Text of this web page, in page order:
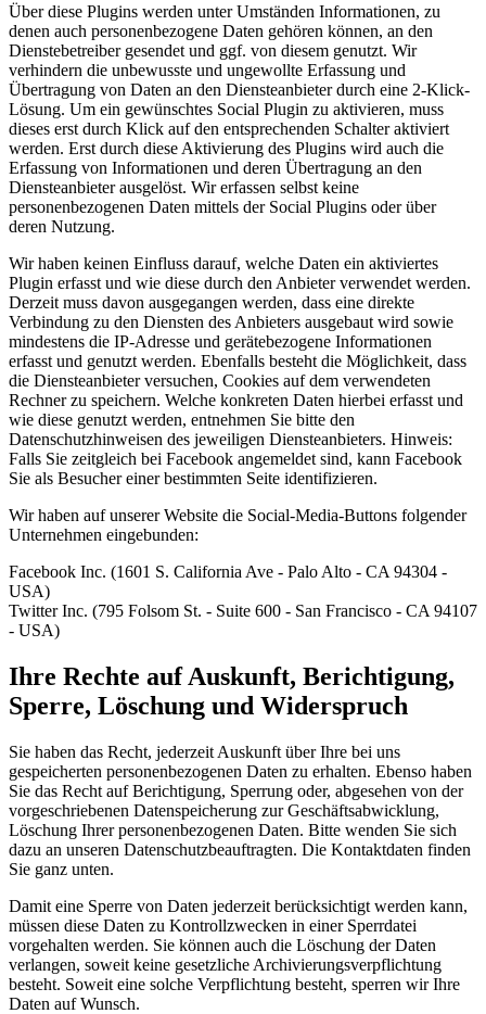
Über diese Plugins werden unter Umständen Informationen, zu
denen auch personenbezogene Daten gehören können, an den
Dienstebetreiber gesendet und ggf. von diesem genutzt. Wir
verhindern die unbewusste und ungewollte Erfassung und
Übertragung von Daten an den Diensteanbieter durch eine 2-Klick-
Lösung. Um ein gewünschtes Social Plugin zu aktivieren, muss
dieses erst durch Klick auf den entsprechenden Schalter aktiviert
werden. Erst durch diese Aktivierung des Plugins wird auch die
Erfassung von Informationen und deren Übertragung an den
Diensteanbieter ausgelöst. Wir erfassen selbst keine
personenbezogenen Daten mittels der Social Plugins oder über
deren Nutzung.
Wir haben keinen Einfluss darauf, welche Daten ein aktiviertes
Plugin erfasst und wie diese durch den Anbieter verwendet werden.
Derzeit muss davon ausgegangen werden, dass eine direkte
Verbindung zu den Diensten des Anbieters ausgebaut wird sowie
mindestens die IP-Adresse und gerätebezogene Informationen
erfasst und genutzt werden. Ebenfalls besteht die Möglichkeit, dass
die Diensteanbieter versuchen, Cookies auf dem verwendeten
Rechner zu speichern. Welche konkreten Daten hierbei erfasst und
wie diese genutzt werden, entnehmen Sie bitte den
Datenschutzhinweisen des jeweiligen Diensteanbieters. Hinweis:
Falls Sie zeitgleich bei Facebook angemeldet sind, kann Facebook
Sie als Besucher einer bestimmten Seite identifizieren.
Wir haben auf unserer Website die Social-Media-Buttons folgender
Unternehmen eingebunden:
Facebook Inc. (1601 S. California Ave - Palo Alto - CA 94304 -
USA)
Twitter Inc. (795 Folsom St. - Suite 600 - San Francisco - CA 94107
- USA)
Ihre Rechte auf Auskunft, Berichtigung,
Sperre, Löschung und Widerspruch
Sie haben das Recht, jederzeit Auskunft über Ihre bei uns
gespeicherten personenbezogenen Daten zu erhalten. Ebenso haben
Sie das Recht auf Berichtigung, Sperrung oder, abgesehen von der
vorgeschriebenen Datenspeicherung zur Geschäftsabwicklung,
Löschung Ihrer personenbezogenen Daten. Bitte wenden Sie sich
dazu an unseren Datenschutzbeauftragten. Die Kontaktdaten finden
Sie ganz unten.
Damit eine Sperre von Daten jederzeit berücksichtigt werden kann,
müssen diese Daten zu Kontrollzwecken in einer Sperrdatei
vorgehalten werden. Sie können auch die Löschung der Daten
verlangen, soweit keine gesetzliche Archivierungsverpflichtung
besteht. Soweit eine solche Verpflichtung besteht, sperren wir Ihre
Daten auf Wunsch.